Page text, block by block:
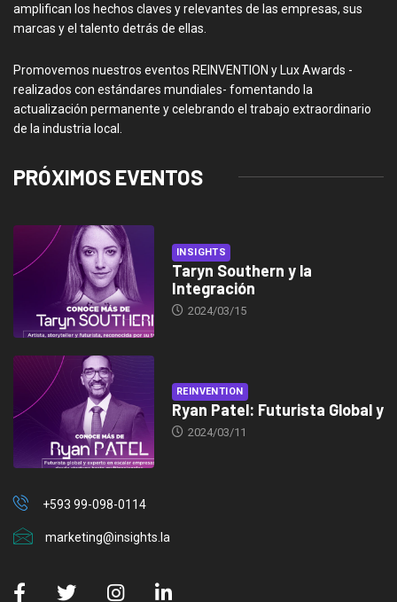
amplifican los hechos claves y relevantes de las empresas, sus
marcas y el talento detrás de ellas.
Promovemos nuestros eventos REINVENTION y Lux Awards -
realizados con estándares mundiales- fomentando la
actualización permanente y celebrando el trabajo extraordinario
de la industria local.
PRÓXIMOS EVENTOS
INSIGHTS
Taryn Southern y la
Integración
2024/03/15
REINVENTION
Ryan Patel: Futurista Global y
2024/03/11
+593 99-098-0114
marketing@insights.la